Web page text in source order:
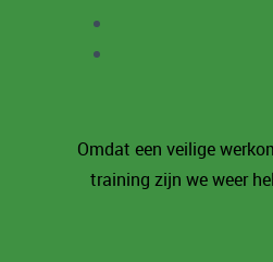
Omdat een veilige
training zijn we weer